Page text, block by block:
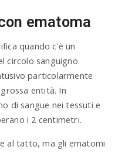
ematoma
quando c’è un
circolo sanguigno.
particolarmente
entità. In
di sangue nei tessuti e
i 2 centimetri.
al tatto, ma gli ematomi